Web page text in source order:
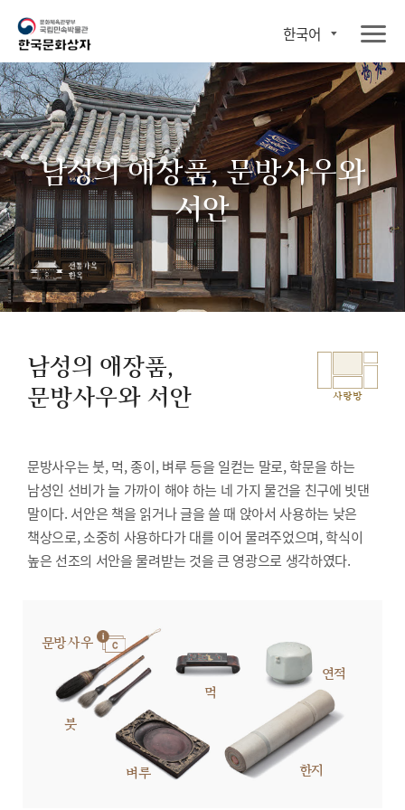
한국어
남성의 애장품, 문방사우와
서안
남성의 애장품,
문방사우와 서안
사랑방
문방사우는 붓, 먹, 종이, 벼루 등을 일컫는 말로, 학문을 하는
남성인 선비가 늘 가까이 해야 하는 네 가지 물건을 친구에 빗댄
말이다. 서안은 책을 읽거나 글을 쓸 때 앉아서 사용하는 낮은
책상으로, 소중히 사용하다가 대를 이어 물려주었으며, 학식이
높은 선조의 서안을 물려받는 것을 큰 영광으로 생각하였다.
문방사우
붓
먹
연적
벼루 한지